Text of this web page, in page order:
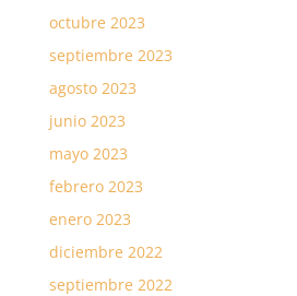
octubre 2023
septiembre 2023
agosto 2023
junio 2023
mayo 2023
febrero 2023
enero 2023
diciembre 2022
septiembre 2022